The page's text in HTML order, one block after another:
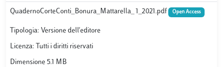
QuadernoCorteConti_Bonura_Mattarella_ 1_2021.pdf Open Access
Tipologia: Versione dell'editore
Licenza: Tutti i diritti riservati
Dimensione 5.1 MB